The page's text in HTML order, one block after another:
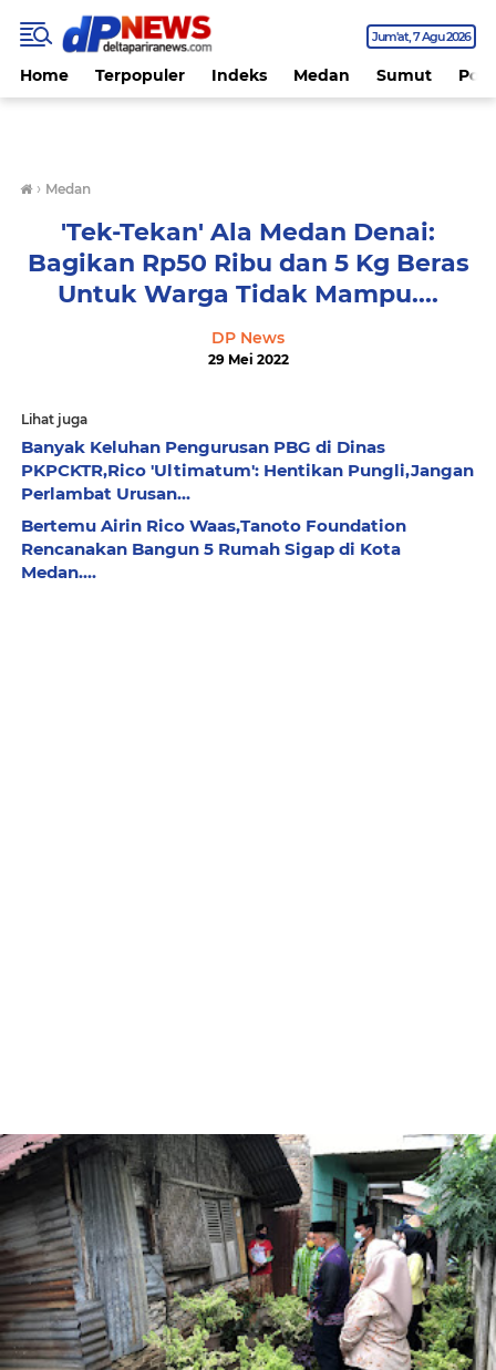
Jum'at 7 Agu 2026
Home Terpopuler Indeks Medan Sumut
› Medan
'Tek-Tekan' Ala Medan Denai:
Bagikan Rp50 Ribu dan 5 Kg Beras
Untuk Warga Tidak Mampu....
DP News
29 Mei 2022
Lihat juga
Banyak Keluhan Pengurusan PBG di Dinas
PKPCKTR,Rico 'Ultimatum': Hentikan Pungli,Jangan
Perlambat Urusan...
Bertemu Airin Rico Waas,Tanoto Foundation
Rencanakan Bangun 5 Rumah Sigap di Kota
Medan....